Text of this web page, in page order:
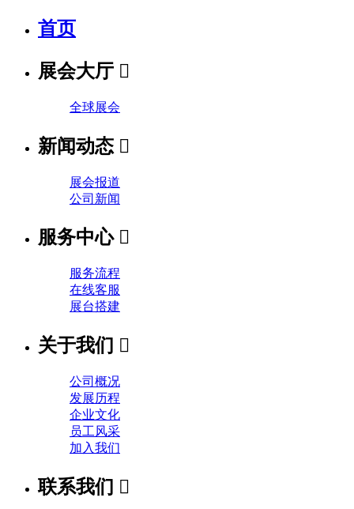
首页
展会大厅 
全球展会
新闻动态 
展会报道
公司新闻
服务中心 
服务流程
在线客服
展台搭建
关于我们 
公司概况
发展历程
企业文化
员工风采
加入我们
联系我们 